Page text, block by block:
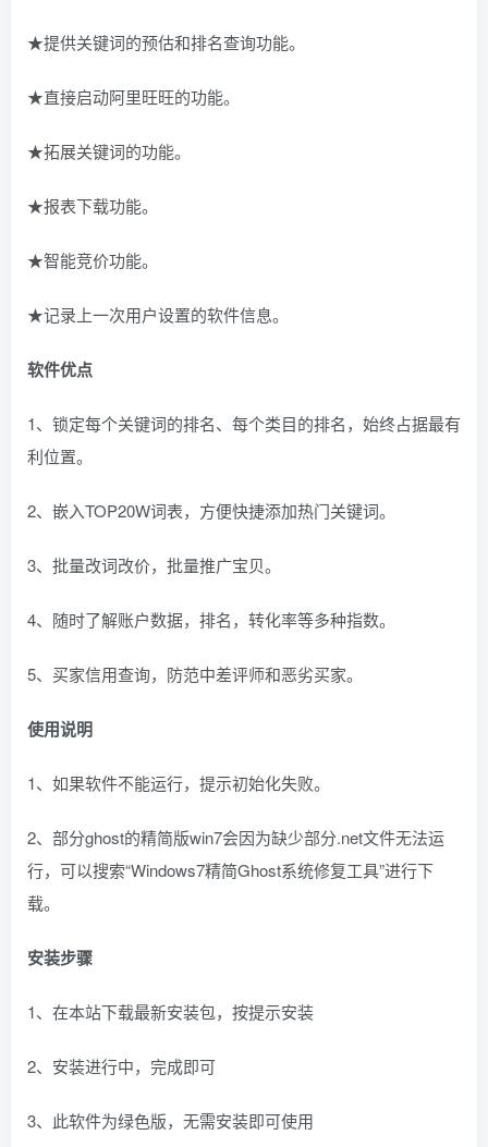
★提供关键词的预估和排名查询功能。
★直接启动阿里旺旺的功能。
★拓展关键词的功能。
★报表下载功能。
★智能竞价功能。
★记录上一次用户设置的软件信息。
软件优点
1、锁定每个关键词的排名、每个类目的排名，始终占据最有
利位置。
2、嵌入TOP20W词表，方便快捷添加热门关键词。
3、批量改词改价，批量推广宝贝。
4、随时了解账户数据，排名，转化率等多种指数。
5、买家信用查询，防范中差评师和恶劣买家。
使用说明
1、如果软件不能运行，提示初始化失败。
2、部分ghost的精简版win7会因为缺少部分.net文件无法运
行，可以搜索“Windows7精简Ghost系统修复工具”进行下
载。
安装步骤
1、在本站下载最新安装包，按提示安装
2、安装进行中，完成即可
3、此软件为绿色版，无需安装即可使用